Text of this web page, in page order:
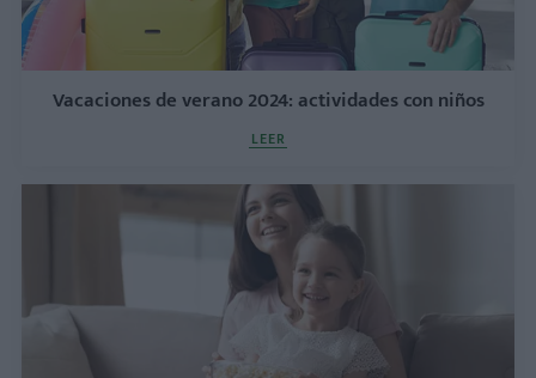
Vacaciones de verano 2024: actividades con niños
LEER